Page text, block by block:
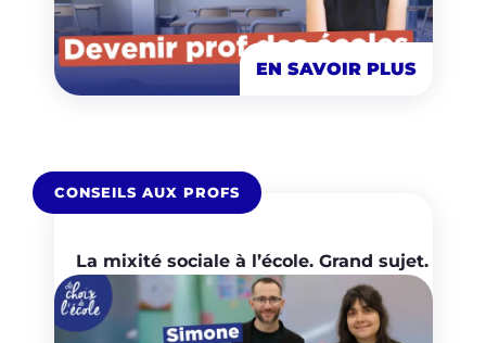
EN SAVOIR PLUS
CONSEILS AUX PROFS
La mixité sociale à l’école. Grand sujet.